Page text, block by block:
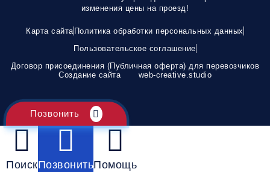
изменения цены на проезд!
Карта сайта Политика обработки персональных данных
Пользовательское соглашение
Договор присоединения (Публичная оферта) для перевозчиков
Создание сайта
web-creative.studio
Позвонить
ПоискПозвонитьПомощь